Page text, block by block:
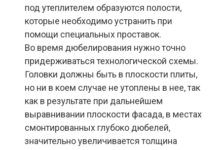
под утеплителем образуются полости,
которые необходимо устранить при
помощи специальных проставок.
Во время дюбелирования нужно точно
придерживаться технологической схемы.
Головки должны быть в плоскости плиты,
но ни в коем случае не утоплены в нее, так
как в результате при дальнейшем
выравнивании плоскости фасада, в местах
смонтированных глубоко дюбелей,
значительно увеличивается толщина